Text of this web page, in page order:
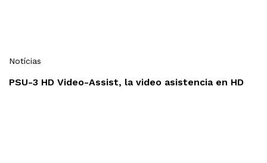
Notícias
PSU-3 HD Video-Assist, la video asistencia en HD